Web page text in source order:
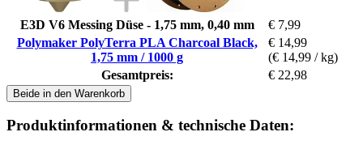
E3D V6 Messing Düse - 1,75 mm, 0,40 mm
€ 7,99
Polymaker PolyTerra PLA Charcoal Black,
1,75 mm / 1000 g
€ 14,99
(€ 14,99 / kg)
Gesamtpreis:
€ 22,98
Beide in den Warenkorb
Produktinformationen & technische Daten: